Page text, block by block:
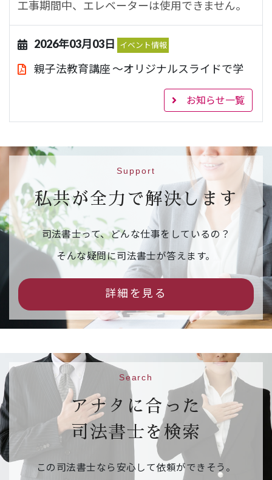
工事期間中、エレベーターは使用できません。
2026年03月03日 イベント情報
親子法教育講座 ～オリジナルスライドで学
【日 時】令和８年３月２２日（日）１４時～
鉄烏丸線 丸太町駅５番出口）
【対 象】小学校４年生、５年生及び６年生と
その保護者（２５組）
【申込先】
参加申込フォームはこちら
【申込締切】令和８年３月１１日（水）
2026年02月16日 イベント情報
市民公開セミナー「相続の『困った』を解
決！司法書士が教える後悔しないための相続
【日 時】令和８年３月１４日（土）１３：３
【場 所】京都烏丸コンベンションホール 大ホ
ール
【申込先】
参加申込フォームはこちら
【申込締切】令和８年３月１０日（火）
2026年02月09日 ご案内
相続・遺言推進月間 右京区役所京北出張所の
お知らせ一覧
Support
私共が全力で解決します
司法書士って、どんな仕事をしているの？
そんな疑問に司法書士が答えます。
詳細を見る
Search
アナタに合った
司法書士を検索
この司法書士なら安心して依頼ができそう。